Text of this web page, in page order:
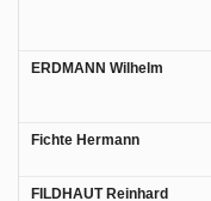
ERDMANN Wilhelm
Fichte Hermann
FILDHAUT Reinhard